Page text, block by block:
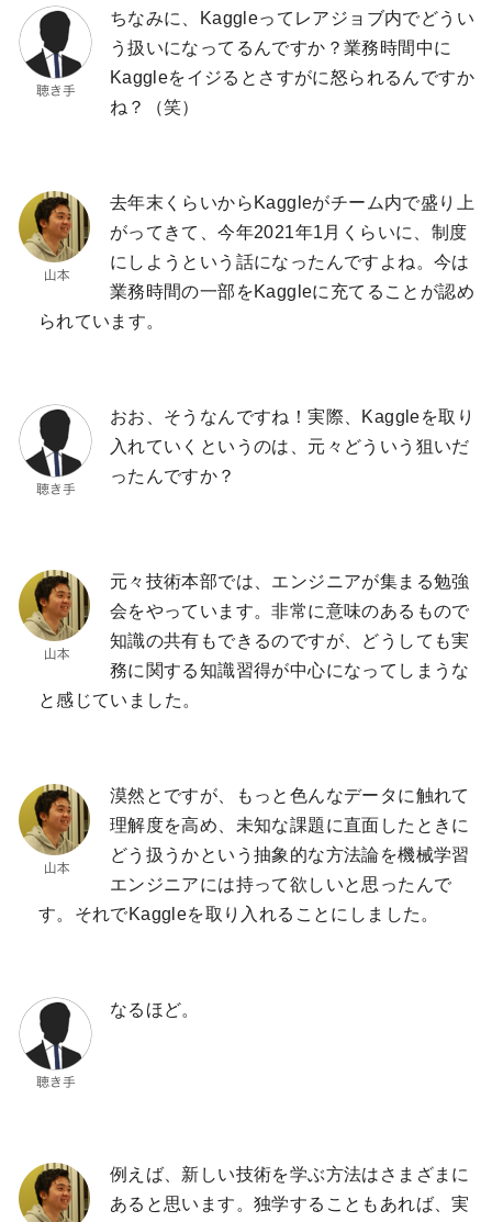
ちなみに、Kaggleってレアジョブ内でどうい
う扱いになってるんですか？業務時間中に
Kaggleをイジるとさすがに怒られるんですか
ね？（笑）
去年末くらいからKaggleがチーム内で盛り上
がってきて、今年2021年1月くらいに、制度
にしようという話になったんですよね。今は
業務時間の一部をKaggleに充てることが認め
られています。
おお、そうなんですね！実際、Kaggleを取り
入れていくというのは、元々どういう狙いだ
ったんですか？
元々技術本部では、エンジニアが集まる勉強
会をやっています。非常に意味のあるもので
知識の共有もできるのですが、どうしても実
務に関する知識習得が中心になってしまうな
と感じていました。
漠然とですが、もっと色んなデータに触れて
理解度を高め、未知な課題に直面したときに
どう扱うかという抽象的な方法論を機械学習
エンジニアには持って欲しいと思ったんで
す。それでKaggleを取り入れることにしました。
なるほど。
例えば、新しい技術を学ぶ方法はさまざまに
あると思います。独学することもあれば、実